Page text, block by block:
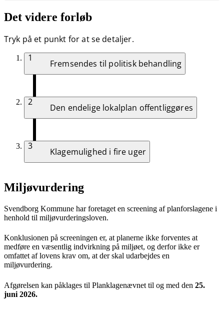
Det videre forløb
Tryk på et punkt for at se detaljer.
1
Fremsendes til politisk behandling
2
Den endelige lokalplan offentliggøres
3
Klagemulighed i fire uger
Miljøvurdering
Svendborg Kommune har foretaget en screening af planforslagene i
henhold til miljøvurderingsloven.
Konklusionen på screeningen er, at planerne ikke forventes at
medføre en væsentlig indvirkning på miljøet, og derfor ikke er
omfattet af lovens krav om, at der skal udarbejdes en
miljøvurdering.
Afgørelsen kan påklages til Planklagenævnet til og med den 25.
juni 2026.